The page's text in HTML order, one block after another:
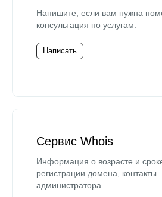
Напишите, если вам нужна
консультация по услугам.
Написать
Сервис Whois
Информация о возрасте и
регистрации домена, контакты
администратора.